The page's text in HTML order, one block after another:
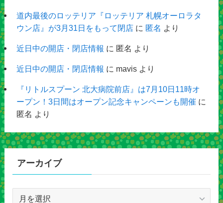
道内最後のロッテリア『ロッテリア 札幌オーロラタ
ウン店』が3月31日をもって閉店に 匿名 より
近日中の開店・閉店情報 に 匿名 より
近日中の開店・閉店情報 に mavisより
『リトルスプーン 北大病院前店』は7月10日11時オ
ープン！3日間はオープン記念キャンペーンも開催 に
匿名 より
アーカイブ